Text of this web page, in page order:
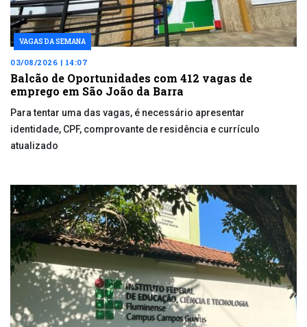
VAGAS DA SEMANA
03/08/2026 | 14:07
Balcão de Oportunidades com 412 vagas de
emprego em São João da Barra
Para tentar uma das vagas, é necessário apresentar
identidade, CPF, comprovante de residência e currículo
atualizado